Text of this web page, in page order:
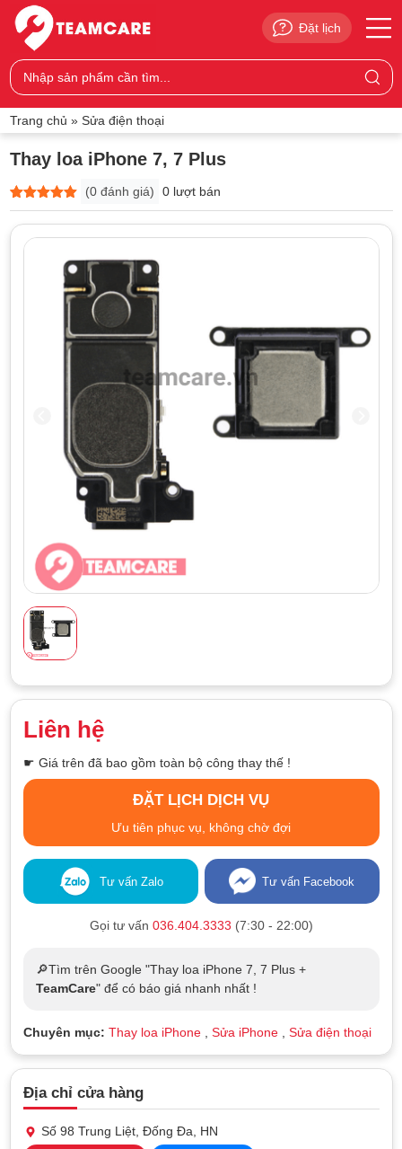
Đặt lịch
Trang chủ » Sửa điện thoại
Thay loa iPhone 7, 7 Plus
5trên 5
dựa trên
0
đánh giá
(0 đánh giá) 0 lượt bán
Liên hệ
☛ Giá trên đã bao gồm toàn bộ công thay thế !
ĐẶT LỊCH DỊCH VỤ
Ưu tiên phục vụ, không chờ đợi
Tư vấn Zalo Tư vấn Facebook
Gọi tư vấn 036.404.3333 (7:30 - 22:00)
🔎Tìm trên Google "Thay loa iPhone 7, 7 Plus +
TeamCare" để có báo giá nhanh nhất !
Chuyên mục: Thay loa iPhone, Sửa iPhone, Sửa điện thoại
Địa chỉ cửa hàng
Số 98 Trung Liệt, Đống Đa, HN